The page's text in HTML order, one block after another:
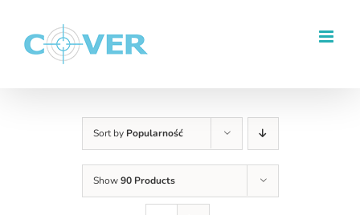
zawartości
Sort by Popularność
Show90 Products